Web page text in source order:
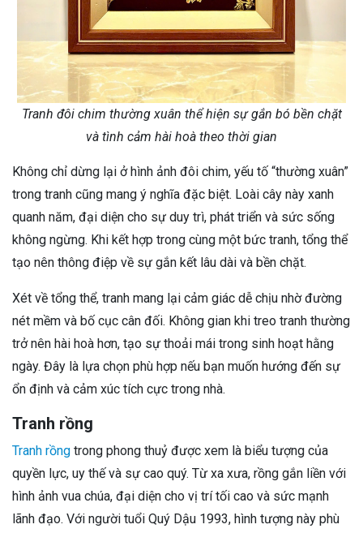
Tranh đôi chim thường xuân thể hiện sự gắn bó bền chặt
và tình cảm hài hoà theo thời gian
Không chỉ dừng lại ở hình ảnh đôi chim, yếu tố “thường xuân”
trong tranh cũng mang ý nghĩa đặc biệt. Loài cây này xanh
quanh năm, đại diện cho sự duy trì, phát triển và sức sống
không ngừng. Khi kết hợp trong cùng một bức tranh, tổng thể
tạo nên thông điệp về sự gắn kết lâu dài và bền chặt.
Xét về tổng thể, tranh mang lại cảm giác dễ chịu nhờ đường
nét mềm và bố cục cân đối. Không gian khi treo tranh thường
trở nên hài hoà hơn, tạo sự thoải mái trong sinh hoạt hằng
ngày. Đây là lựa chọn phù hợp nếu bạn muốn hướng đến sự
ổn định và cảm xúc tích cực trong nhà.
Tranh rồng
Tranh rồng trong phong thuỷ được xem là biểu tượng của
quyền lực, uy thế và sự cao quý. Từ xa xưa, rồng gắn liền với
hình ảnh vua chúa, đại diện cho vị trí tối cao và sức mạnh
lãnh đạo. Với người tuổi Quý Dậu 1993, hình tượng này phù